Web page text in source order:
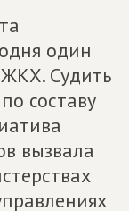
один
Судить
составу
вызвала